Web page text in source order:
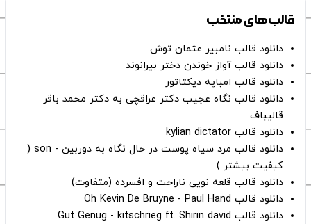
قالب‌های منتخب
دانلود قالب نامبیر عثمان ‌توش
دانلود قالب آواز خوندن دختر بیرانوند
دانلود قالب امباپه دیکتاتور
دانلود قالب نگاه عجیب دکتر عراقچی به دکتر محمد باقر
قالیباف
دانلود قالب kylian dictator
دانلود قالب مرد سیاه پوست در حال نگاه به دوربین - son (
کیفیت بیشتر )
دانلود قالب قلعه نویی ناراحت و افسرده (متفاوت)
دانلود قالب Oh Kevin De Bruyne - Paul Hand
دانلود قالب Gut Genug - kitschrieg ft. Shirin david